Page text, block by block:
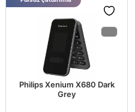
Philips Xenium X680 Dark
Grey